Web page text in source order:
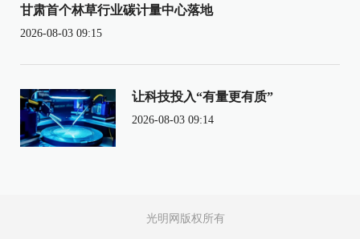
甘肃首个林草行业碳计量中心落地
2026-08-03 09:15
让科技投入“有量更有质”
2026-08-03 09:14
光明网版权所有